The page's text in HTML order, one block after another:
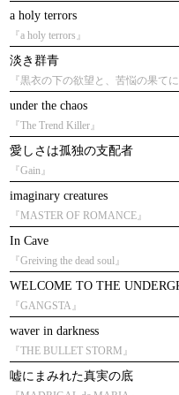
a holy terrors
『a holy terrors』
淡き群青
『黒衣の下の欲望と、苦悩の果て
under the chaos
『The Trend Killer』
愛しさは孤独の支配者
『Gain』
imaginary creatures
『MASTER OF ROMANCE』
In Cave
『Greiving the dead soul』
WELCOME TO THE
『GANGSTA』
waver in darkness
『THE BULLET STORM』
嘘にまみれた真実の底